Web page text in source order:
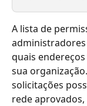
A lista de
quais
sua
solicitações
rede